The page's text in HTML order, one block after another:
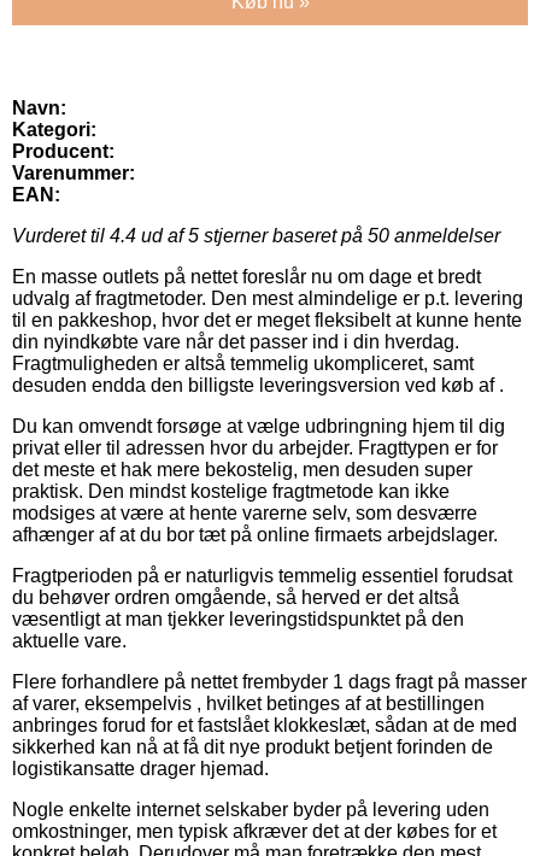
Navn:
Kategori:
Producent:
Varenummer:
EAN:
Vurderet til 4.4 ud af 5 stjerner baseret på 50 anmeldelser
En masse outlets på nettet foreslår nu om dage et bredt
udvalg af fragtmetoder. Den mest almindelige er p.t. levering
til en pakkeshop, hvor det er meget fleksibelt at kunne hente
din nyindkøbte vare når det passer ind i din hverdag.
Fragtmuligheden er altså temmelig ukompliceret, samt
desuden endda den billigste leveringsversion ved køb af .
Du kan omvendt forsøge at vælge udbringning hjem til dig
privat eller til adressen hvor du arbejder. Fragttypen er for
det meste et hak mere bekostelig, men desuden super
praktisk. Den mindst kostelige fragtmetode kan ikke
modsiges at være at hente varerne selv, som desværre
afhænger af at du bor tæt på online firmaets arbejdslager.
Fragtperioden på er naturligvis temmelig essentiel forudsat
du behøver ordren omgående, så herved er det altså
væsentligt at man tjekker leveringstidspunktet på den
aktuelle vare.
Flere forhandlere på nettet frembyder 1 dags fragt på masser
af varer, eksempelvis , hvilket betinges af at bestillingen
anbringes forud for et fastslået klokkeslæt, sådan at de med
sikkerhed kan nå at få dit nye produkt betjent forinden de
logistikansatte drager hjemad.
Nogle enkelte internet selskaber byder på levering uden
omkostninger, men typisk afkræver det at der købes for et